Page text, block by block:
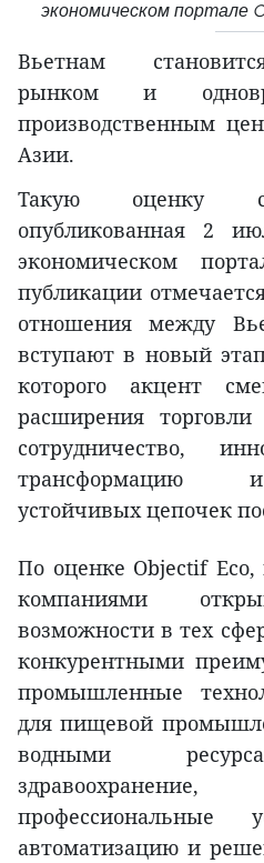
экономическом портале
Вьетнам
рынком и
производственным
Азии.
Такую оценку
опубликованная 2
экономическом
публикации
отношения между
вступают в новый
которого акцент
расширения
сотрудничество,
трансформацию
устойчивых цепочек
По оценке Objectif
компаниями
возможности в тех
конкурентными
промышленные
для пищевой
водными
профессиональные
автоматизацию и